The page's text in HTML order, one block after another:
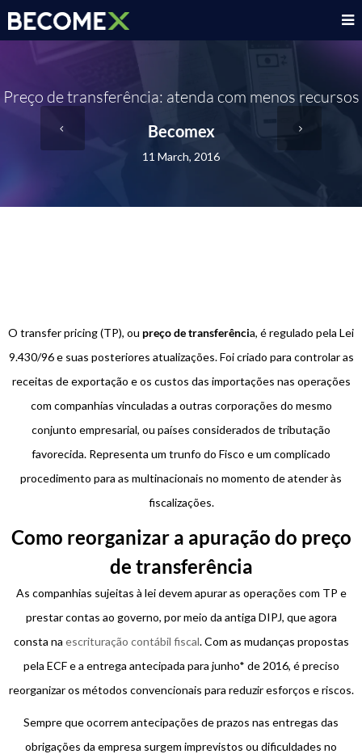
Preço de transferência: atenda com menos recursos
Becomex
11 March, 2016
O transfer pricing (TP), ou preço de transferência, é regulado pela Lei
9.430/96 e suas posteriores atualizações. Foi criado para controlar as
receitas de exportação e os custos das importações nas operações
com companhias vinculadas a outras corporações do mesmo
conjunto empresarial, ou países considerados de tributação
favorecida. Representa um trunfo do Fisco e um complicado
procedimento para as multinacionais no momento de atender às
fiscalizações.
Como reorganizar a apuração do preço
de transferência
As companhias sujeitas à lei devem apurar as operações com TP e
prestar contas ao governo, por meio da antiga DIPJ, que agora
consta na escrituração contábil fiscal. Com as mudanças propostas
pela ECF e a entrega antecipada para junho* de 2016, é preciso
reorganizar os métodos convencionais para reduzir esforços e riscos.
Sempre que ocorrem antecipações de prazos nas entregas das
obrigações da empresa surgem imprevistos ou dificuldades no